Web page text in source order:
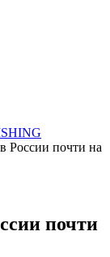
России почти на
почти